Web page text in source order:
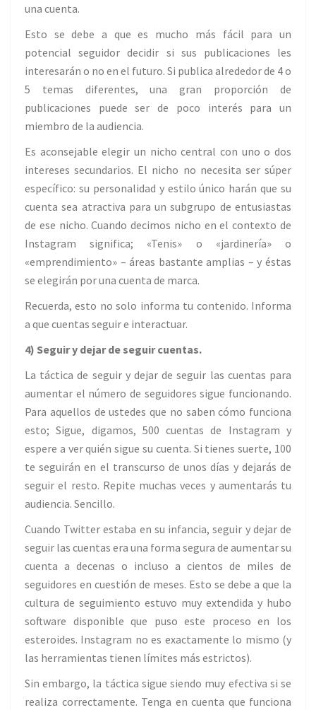
una cuenta.
Esto se debe a que es mucho más fácil para un
potencial seguidor decidir si sus publicaciones les
interesarán o no en el futuro. Si publica alrededor de 4 o
5 temas diferentes, una gran proporción de
publicaciones puede ser de poco interés para un
miembro de la audiencia.
Es aconsejable elegir un nicho central con uno o dos
intereses secundarios. El nicho no necesita ser súper
específico: su personalidad y estilo único harán que su
cuenta sea atractiva para un subgrupo de entusiastas
de ese nicho. Cuando decimos nicho en el contexto de
Instagram significa; «Tenis» o «jardinería» o
«emprendimiento» – áreas bastante amplias – y éstas
se elegirán por una cuenta de marca.
Recuerda, esto no solo informa tu contenido. Informa
a que cuentas seguir e interactuar.
4) Seguir y dejar de seguir cuentas.
La táctica de seguir y dejar de seguir las cuentas para
aumentar el número de seguidores sigue funcionando.
Para aquellos de ustedes que no saben cómo funciona
esto; Sigue, digamos, 500 cuentas de Instagram y
espere a ver quién sigue su cuenta. Si tienes suerte, 100
te seguirán en el transcurso de unos días y dejarás de
seguir el resto. Repite muchas veces y aumentarás tu
audiencia. Sencillo.
Cuando Twitter estaba en su infancia, seguir y dejar de
seguir las cuentas era una forma segura de aumentar su
cuenta a decenas o incluso a cientos de miles de
seguidores en cuestión de meses. Esto se debe a que la
cultura de seguimiento estuvo muy extendida y hubo
software disponible que puso este proceso en los
esteroides. Instagram no es exactamente lo mismo (y
las herramientas tienen límites más estrictos).
Sin embargo, la táctica sigue siendo muy efectiva si se
realiza correctamente. Tenga en cuenta que funciona